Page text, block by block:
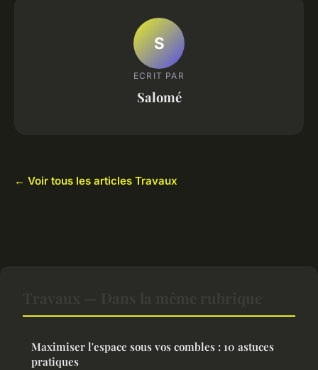
S
ECRIT PAR
Salomé
← Voir tous les articles Travaux
Maximiser l'espace sous vos combles : 10 astuces
pratiques